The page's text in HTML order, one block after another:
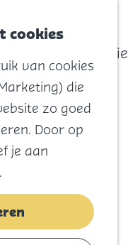
cookies
van cookies
die
zo goed
Door op
je aan
Watersport
Eilandhistorie
Voor kids
Naar het
strand
Natuur
Cultuur en
Winkelen
Koningsdag